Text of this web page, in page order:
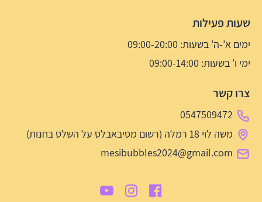
שעות פעילות
ימים א’-ה’ בשעות: 09:00-20:00
ימי ו’ בשעות: 09:00-14:00
צרו קשר
0547509472
משה לוי 18 רמלה (רשום מסיבאבלס על השלט בחנות)
mesibubbles2024@gmail.com